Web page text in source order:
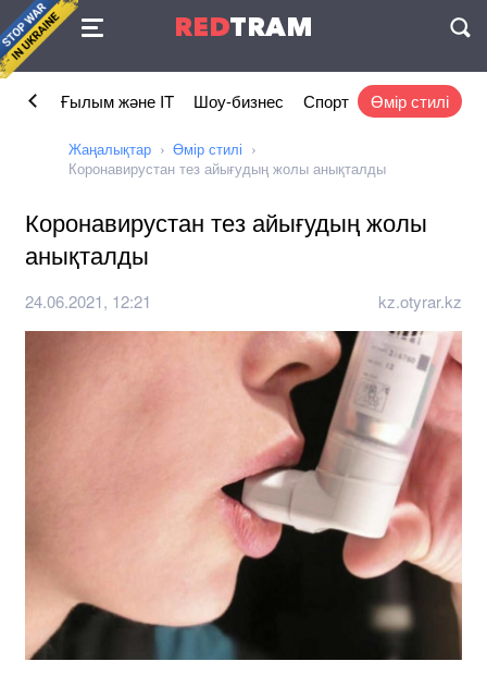
REDTRAM
Келісімі
Ғылым және IT Шоу-бизнес Спорт Өмір стилі
Жаңалықтар
Өмір стилі
Коронавирустан тез айығудың жолы анықталды
Коронавирустан тез айығудың жолы
анықталды
24.06.2021, 12:21 kz.otyrar.kz